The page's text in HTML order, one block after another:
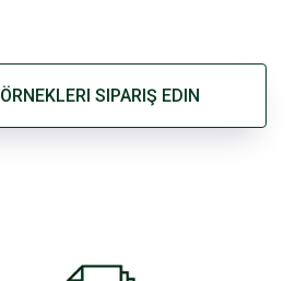
ÖRNEKLERI SIPARIŞ EDIN